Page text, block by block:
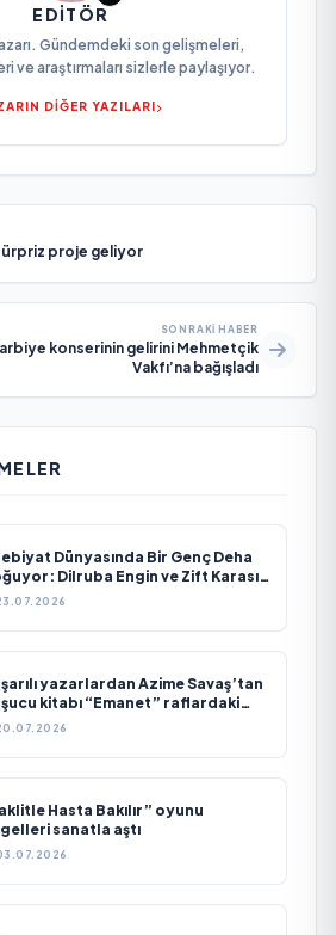
EDITÖR
Gündemdeki son gelişmeleri,
ve araştırmaları sizlerle paylaşıyor.
DİĞER YAZILARI
proje geliyor
SONRAKI HABER
konserinin gelirini Mehmetçik
Vakfı’na bağışladı
Dünyasında Bir Genç Deha
Dilruba Engin ve Zift Karası
‘AVENOİR’
yazarlardan Azime Savaş’tan
kitabı “Emanet” raflardaki
aldı
Hasta Bakılır” oyunu
sanatla aştı